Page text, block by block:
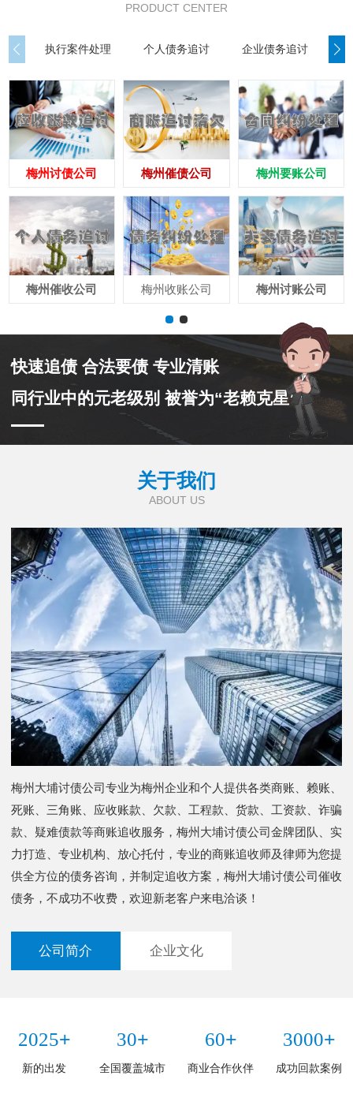
PRODUCT CENTER
执行案件处理 个人债务追讨 企业债务追讨
梅州讨债公司
梅州催收公司
梅州催债公司
梅州收账公司
梅州要账公司
梅州讨账公司
快速追债 合法要债 专业清账
同行业中的元老级别 被誉为“老赖克星”
关于我们
ABOUT US
梅州大埔讨债公司专业为梅州企业和个人提供各类商账、赖账、
死账、三角账、应收账款、欠款、工程款、货款、工资款、诈骗
款、疑难债款等商账追收服务，梅州大埔讨债公司金牌团队、实
力打造、专业机构、放心托付，专业的商账追收师及律师为您提
供全方位的债务咨询，并制定追收方案，梅州大埔讨债公司催收
债务，不成功不收费，欢迎新老客户来电洽谈！
公司简介 企业文化
2025+
新的出发
30+
全国覆盖城市
60+
商业合作伙伴
3000+
成功回款案例